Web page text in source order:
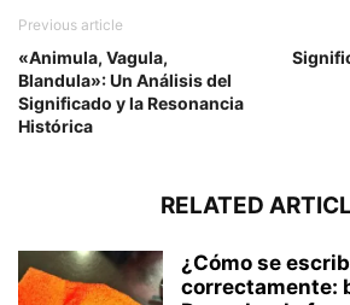
Previous article
«Animula, Vagula,
Blandula»: Un Análisis del
Significado y la Resonancia
Histórica
RELATED
¿Cómo se
correctamente: